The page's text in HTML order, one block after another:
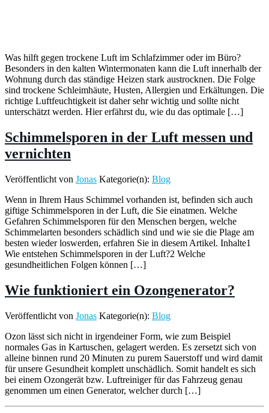
Was hilft gegen trockene Luft im Schlafzimmer oder im Büro?
Besonders in den kalten Wintermonaten kann die Luft innerhalb der
Wohnung durch das ständige Heizen stark austrocknen. Die Folge
sind trockene Schleimhäute, Husten, Allergien und Erkältungen. Die
richtige Luftfeuchtigkeit ist daher sehr wichtig und sollte nicht
unterschätzt werden. Hier erfährst du, wie du das optimale […]
Schimmelsporen in der Luft messen und
vernichten
Veröffentlicht von Jonas Kategorie(n): Blog
Wenn in Ihrem Haus Schimmel vorhanden ist, befinden sich auch
giftige Schimmelsporen in der Luft, die Sie einatmen. Welche
Gefahren Schimmelsporen für den Menschen bergen, welche
Schimmelarten besonders schädlich sind und wie sie die Plage am
besten wieder loswerden, erfahren Sie in diesem Artikel. Inhalte1
Wie entstehen Schimmelsporen in der Luft?2 Welche
gesundheitlichen Folgen können […]
Wie funktioniert ein Ozongenerator?
Veröffentlicht von Jonas Kategorie(n): Blog
Ozon lässt sich nicht in irgendeiner Form, wie zum Beispiel
normales Gas in Kartuschen, gelagert werden. Es zersetzt sich von
alleine binnen rund 20 Minuten zu purem Sauerstoff und wird damit
für unsere Gesundheit komplett unschädlich. Somit handelt es sich
bei einem Ozongerät bzw. Luftreiniger für das Fahrzeug genau
genommen um einen Generator, welcher durch […]